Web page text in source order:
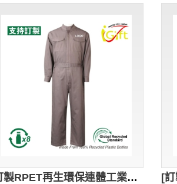
[訂製RPET再生環保連體工業制服]｜工地地盤工作服｜訂製公司、地盤工業制服｜GRS認證環保回收紗｜可持續發展｜D441